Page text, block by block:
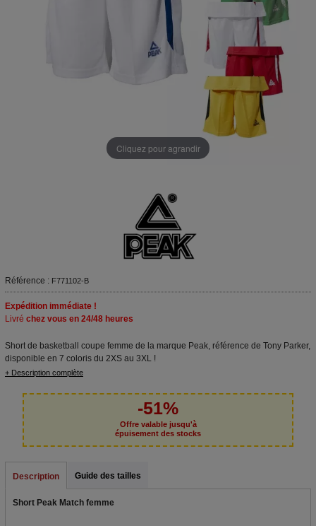
Cliquez pour agrandir
Référence : F771102-B
Expédition immédiate !
Livré chez vous en 24/48 heures
Short de basketball coupe femme de la marque Peak, référence de Tony Parker,
disponible en 7 coloris du 2XS au 3XL !
+ Description complète
-51%
Offre valable jusqu'à
épuisement des stocks
Description Guide des tailles
Short Peak Match femme